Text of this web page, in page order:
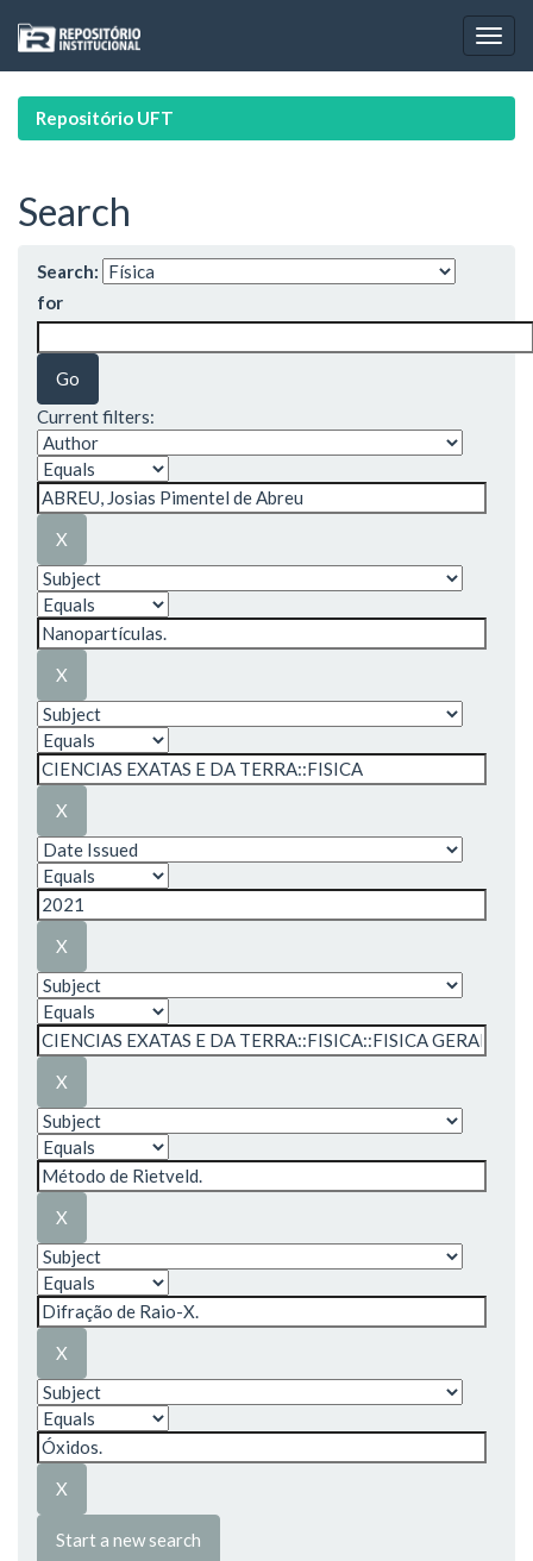
navigation
Repositório UFT
Search
Search:
for
Current filters:
Start a new search